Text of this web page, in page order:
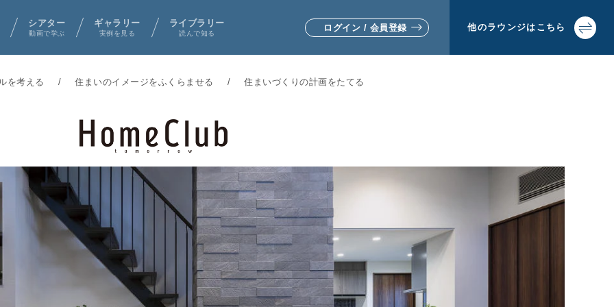
シアター
動画で学ぶ
ギャラリー
実例を見る
ライブラリー
読んで知る
ログイン / 会員登録 他のラウンジは こちら
▼土地活用・賃貸経営をお考えの方
を考える 住まいのイメージをふくらませる 住まいづくりの計画をたてる